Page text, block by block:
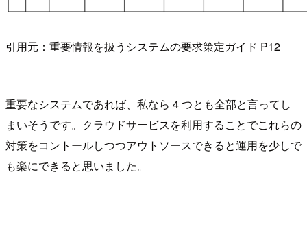
引用元：重要情報を扱うシステムの要求策定ガイド P12
重要なシステムであれば、私なら 4 つとも全部と言ってし
まいそうです。クラウドサービスを利用することでこれらの
対策をコントールしつつアウトソースできると運用を少しで
も楽にできると思いました。